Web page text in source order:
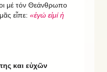
μέ τόν Θεάνθρωπο
εἶπε: «ἐγώ εἰμί ἡ
και εὐχῶν